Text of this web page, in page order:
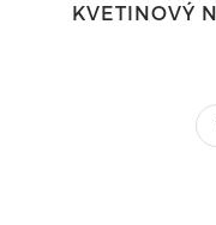
KVETINOVÝ